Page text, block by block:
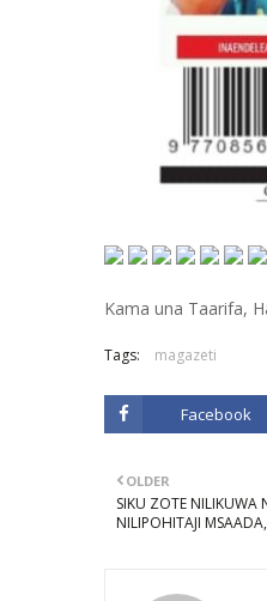
Kama una Taarifa,
Tags: magazeti
Facebook
OLDER
SIKU ZOTE NILIKUWA
NILIPOHITAJI